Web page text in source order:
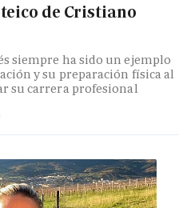
de Cristiano
siempre ha sido un ejemplo
y su preparación física al
su carrera profesional